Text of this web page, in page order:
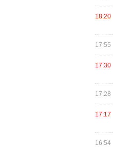
18:20
17:55
17:30
17:28
17:17
16:54